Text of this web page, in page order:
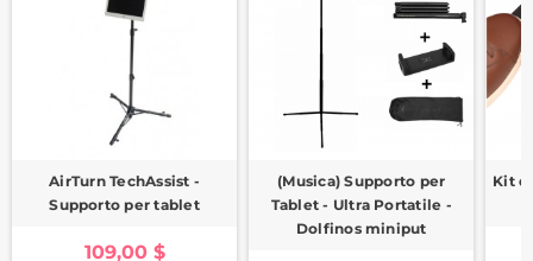
AirTurn TechAssist -
Supporto per tablet
109,00 $
(Musica) Supporto per
Tablet - Ultra Portatile -
Dolfinos miniput
Kit